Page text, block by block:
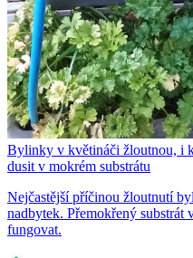
Bylinky v květináči žloutnou, i
dusit v mokrém substrátu
Nejčastější příčinou žloutnutí
nadbytek. Přemokřený substrát
fungovat.